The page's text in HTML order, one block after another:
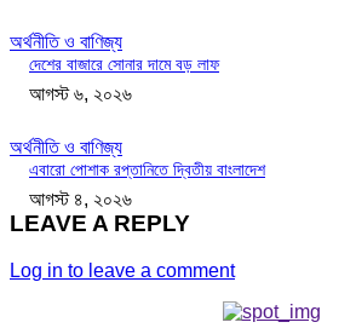
অর্থনীতি ও বাণিজ্য
দেশের বাজারে সোনার দামে বড় লাফ
আগস্ট ৬, ২০২৬
অর্থনীতি ও বাণিজ্য
এবারো পোশাক রপ্তানিতে দ্বিতীয় বাংলাদেশ
আগস্ট ৪, ২০২৬
LEAVE A REPLY
Log in to leave a comment